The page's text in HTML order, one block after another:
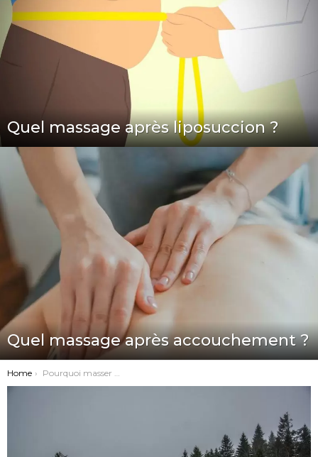
Quel massage après liposuccion ?
Quel massage après accouchement ?
You are here:
Home Pourquoi masser les tempes ?